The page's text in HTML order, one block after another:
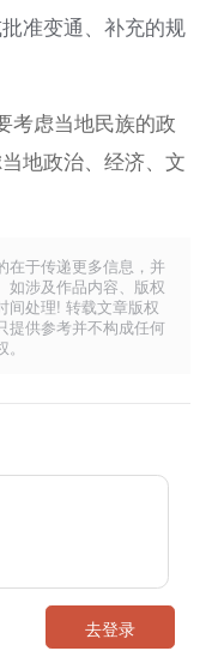
准变通、补充的规
考虑当地民族的政
地政治、经济、文
在于传递更多信息，并
如涉及作品内容、版权
间处理! 转载文章版权
提供参考并不构成任何
去登录